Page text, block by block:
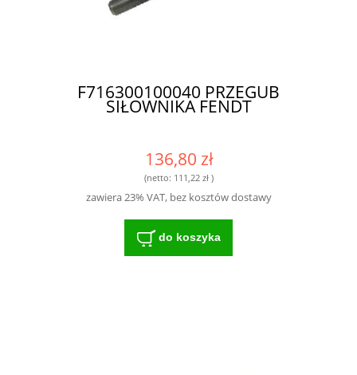
F716300100040 PRZEGUB
SIŁOWNIKA FENDT
136,80 zł
(netto: 111,22 zł)
zawiera 23% VAT, bez kosztów dostawy
do koszyka